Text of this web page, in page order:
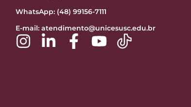
WhatsApp: (48) 99156-7111
E-mail: atendimento@unicesusc.edu.br